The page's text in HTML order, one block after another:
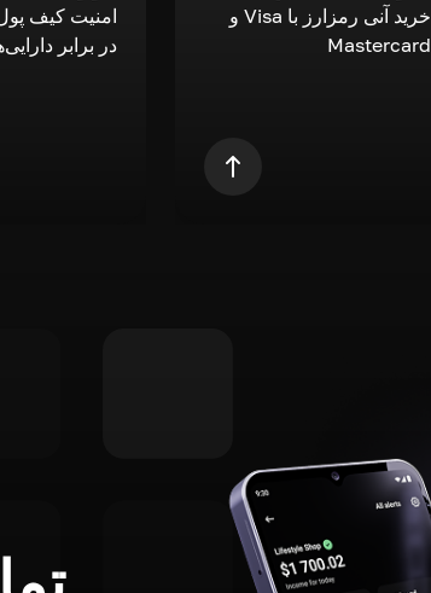
خرید آنی رمزارز با Visa و
Mastercard
امنیت کیف
در برابر